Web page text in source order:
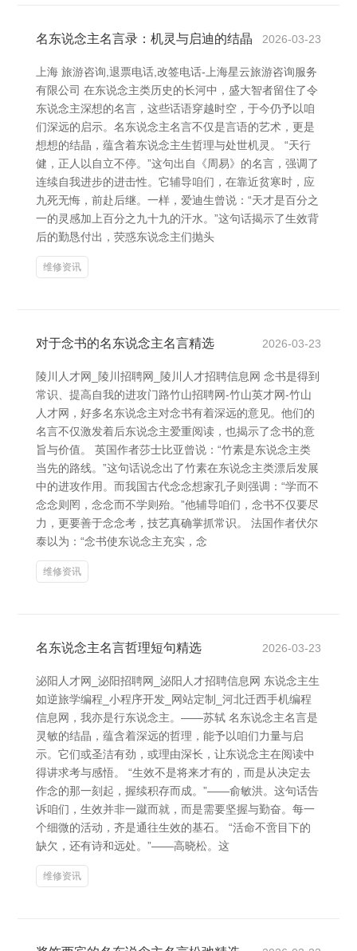
名东说念主名言录：机灵与启迪的结晶 2026-03-23
上海 旅游咨询,退票电话,改签电话-上海星云旅游咨询服务
有限公司 在东说念主类历史的长河中，盛大智者留住了令
东说念主深想的名言，这些话语穿越时空，于今仍予以咱
们深远的启示。名东说念主名言不仅是言语的艺术，更是
想想的结晶，蕴含着东说念主生哲理与处世机灵。 “天行
健，正人以自立不停。”这句出自《周易》的名言，强调了
连续自我进步的进击性。它辅导咱们，在靠近贫寒时，应
九死无悔，前赴后继。一样，爱迪生曾说：“天才是百分之
一的灵感加上百分之九十九的汗水。”这句话揭示了生效背
后的勤恳付出，荧惑东说念主们抛头
维修资讯
对于念书的名东说念主名言精选 2026-03-23
陵川人才网_陵川招聘网_陵川人才招聘信息网 念书是得到
常识、提高自我的进攻门路竹山招聘网-竹山英才网-竹山
人才网，好多名东说念主对念书有着深远的意见。他们的
名言不仅激发着后东说念主爱重阅读，也揭示了念书的意
旨与价值。 英国作者莎士比亚曾说：“竹素是东说念主类
当先的路线。”这句话说念出了竹素在东说念主类漂后发展
中的进攻作用。而我国古代念念想家孔子则强调：“学而不
念念则罔，念念而不学则殆。”他辅导咱们，念书不仅要尽
力，更要善于念念考，技艺真确掌抓常识。 法国作者伏尔
泰以为：“念书使东说念主充实，念
维修资讯
名东说念主名言哲理短句精选 2026-03-23
泌阳人才网_泌阳招聘网_泌阳人才招聘信息网 东说念主生
如逆旅学编程_小程序开发_网站定制_河北迁西手机编程
信息网，我亦是行东说念主。——苏轼 名东说念主名言是
灵敏的结晶，蕴含着深远的哲理，能予以咱们力量与启
示。它们或圣洁有劲，或理由深长，让东说念主在阅读中
得讲求考与感悟。 “生效不是将来才有的，而是从决定去
作念的那一刻起，握续积存而成。”——俞敏洪。这句话告
诉咱们，生效并非一蹴而就，而是需要坚握与勤奋。每一
个细微的活动，齐是通往生效的基石。 “活命不啻目下的
缺欠，还有诗和远处。”——高晓松。这
维修资讯